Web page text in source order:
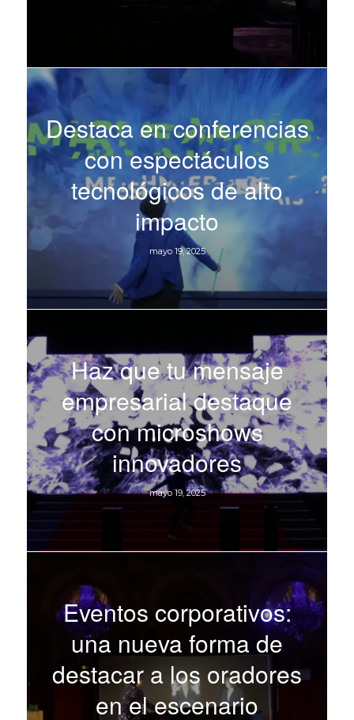
Destaca en conferencias
con espectáculos
tecnológicos de alto
impacto
mayo 19, 2025
Haz que tu mensaje
empresarial destaque
con microshows
innovadores
mayo 19, 2025
Eventos corporativos:
una nueva forma de
destacar a los oradores
en el escenario